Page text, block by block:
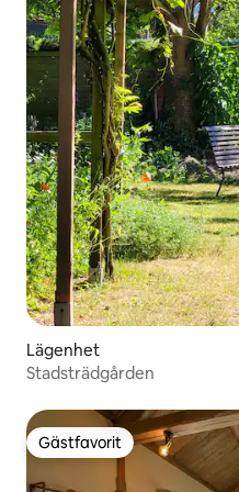
Lägenhet
Stadsträdgården
Gästfavorit
Gästfavorit